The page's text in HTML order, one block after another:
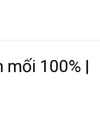
100% |